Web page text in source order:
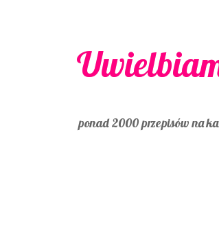
ponad 2000 przepisów na